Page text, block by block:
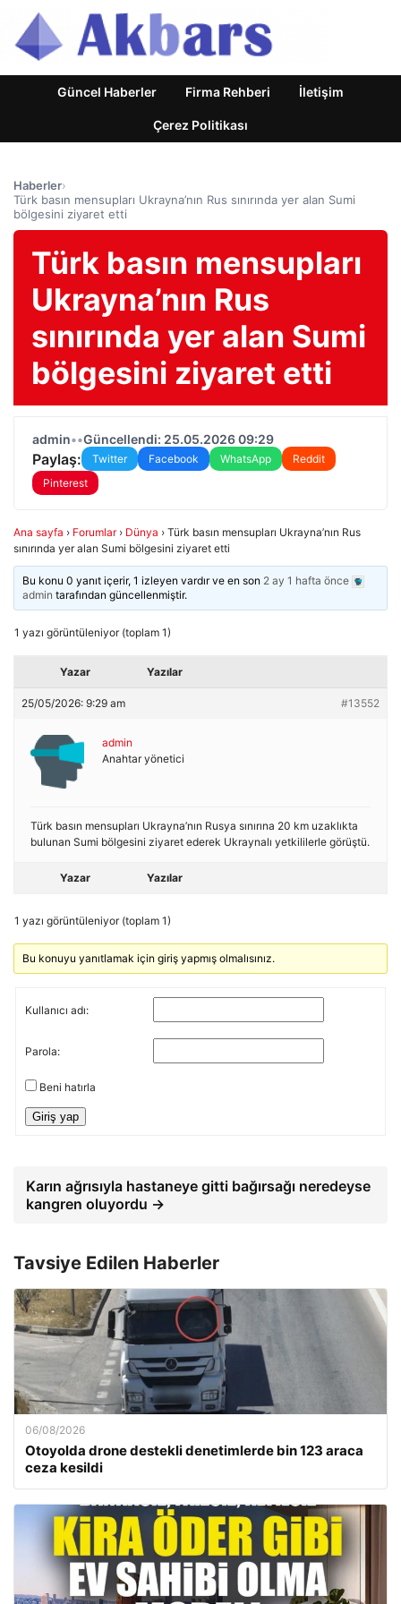
Güncel Haberler Firma Rehberi İletişim
Çerez Politikası
Haberler›
Türk basın mensupları Ukrayna’nın Rus sınırında yer alan Sumi
bölgesini ziyaret etti
Türk basın mensupları
Ukrayna’nın Rus
sınırında yer alan Sumi
bölgesini ziyaret etti
admin••Güncellendi: 25.05.2026 09:29
Paylaş: Twitter Facebook WhatsApp
Reddit
Pinterest
Ana sayfa › Forumlar › Dünya › Türk basın mensupları Ukrayna’nın Rus
sınırında yer alan Sumi bölgesini ziyaret etti
Bu konu 0 yanıt içerir, 1 izleyen vardır ve en son 2 ay 1 hafta önce
admin tarafından güncellenmiştir.
1 yazı görüntüleniyor (toplam 1)
Yazar Yazılar
25/05/2026: 9:29 am #13552
admin
Anahtar yönetici
Türk basın mensupları Ukrayna’nın Rusya sınırına 20 km uzaklıkta
bulunan Sumi bölgesini ziyaret ederek Ukraynalı yetkililerle görüştü.
Yazar Yazılar
1 yazı görüntüleniyor (toplam 1)
Bu konuyu yanıtlamak için giriş yapmış olmalısınız.
Kullanıcı adı:
Parola:
Beni hatırla
Giriş yap
Karın ağrısıyla hastaneye gitti bağırsağı neredeyse
kangren oluyordu →
Tavsiye Edilen Haberler
06/08/2026
Otoyolda drone destekli denetimlerde bin 123 araca
ceza kesildi